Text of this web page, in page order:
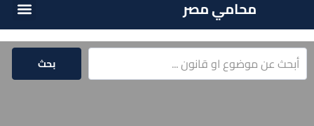
محامي مصر
بحث